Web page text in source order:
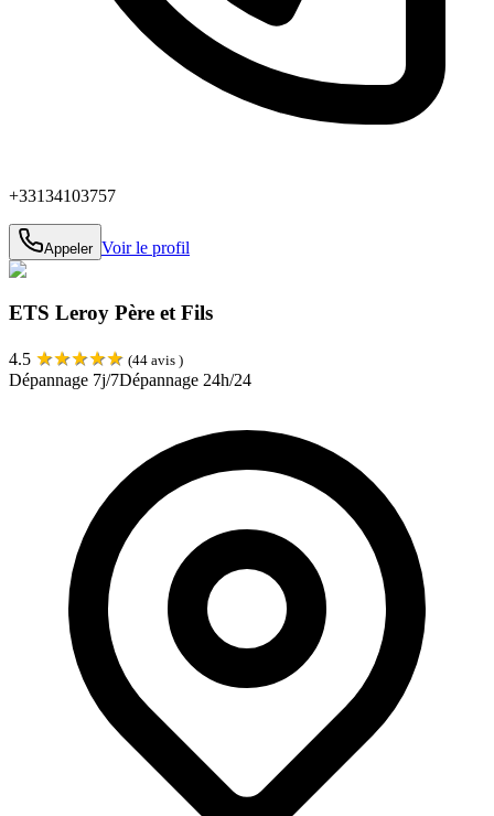
+33134103757
Appeler Voir le profil
ETS Leroy Père et Fils
4.5 ★★★★★ (44 avis )
Dépannage 7j/7Dépannage 24h/24